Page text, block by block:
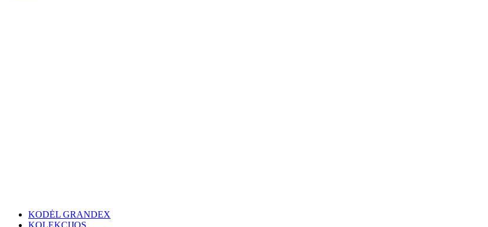
KODĖL GRANDEX
KOLEKCIJOS